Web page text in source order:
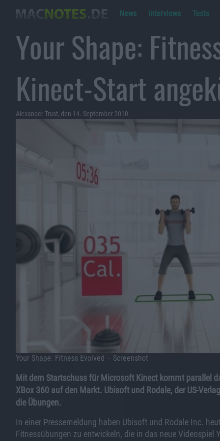
News Interviews Tests
Your Shape:
Kinect-Start
Alexander Trust, den 14. September 2010
Your Shape: Fitness Evolved – Screenshot
Mit dem Startschuss für Microsoft Kinect kommt parallel
XBox 360 auf den Markt. Ubisoft und Rodale, der US-
die Übungen.
In einer Pressemeldung haben Ubisoft und Rodale Inc.
Fitnessübungen zu entwickeln, die in das neue Videospiel